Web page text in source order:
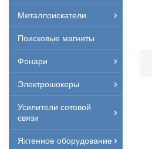
Металлоискатели
Поисковые магниты
Фонари
Электрошокеры
Усилители сотовой
связи
Яхтенное оборудование